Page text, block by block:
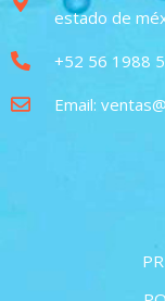
estado de
+52 56 1988
Email: